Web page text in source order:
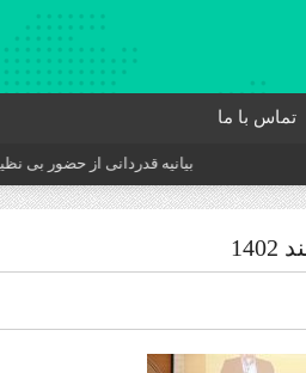
تماس با ما
بیانیه قدردانی از حضور بی نظیر امت